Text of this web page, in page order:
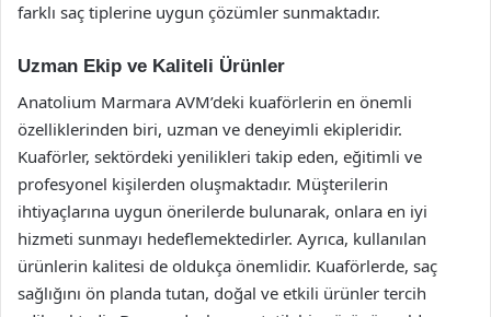
farklı saç tiplerine uygun çözümler sunmaktadır.
Uzman Ekip ve Kaliteli Ürünler
Anatolium Marmara AVM’deki kuaförlerin en önemli
özelliklerinden biri, uzman ve deneyimli ekipleridir.
Kuaförler, sektördeki yenilikleri takip eden, eğitimli ve
profesyonel kişilerden oluşmaktadır. Müşterilerin
ihtiyaçlarına uygun önerilerde bulunarak, onlara en iyi
hizmeti sunmayı hedeflemektedirler. Ayrıca, kullanılan
ürünlerin kalitesi de oldukça önemlidir. Kuaförlerde, saç
sağlığını ön planda tutan, doğal ve etkili ürünler tercih